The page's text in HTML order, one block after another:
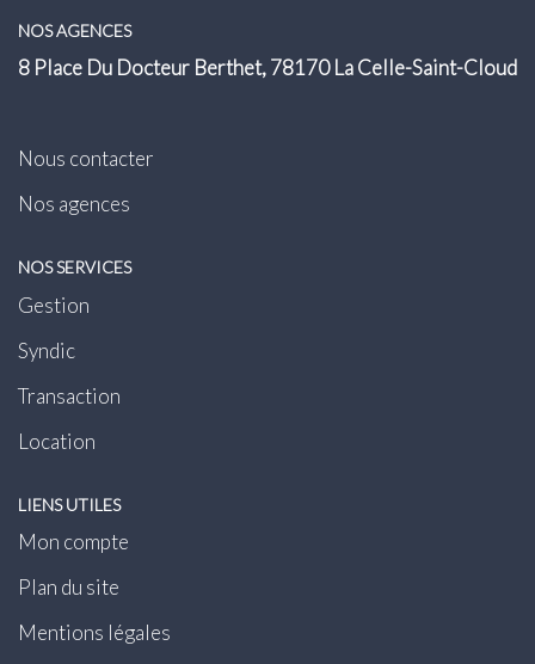
NOS AGENCES
8 Place Du Docteur Berthet, 78170 La Celle-Saint-Cloud
Nous contacter
Nos agences
NOS SERVICES
Gestion
Syndic
Transaction
Location
LIENS UTILES
Mon compte
Plan du site
Mentions légales